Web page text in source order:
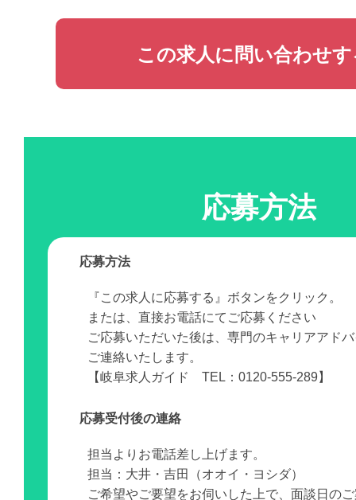
この求人に問い合わせ
応募方法
応募方法
『この求人に応募する』ボタンをクリック。
または、直接お電話にてご応募ください
ご応募いただいた後は、専門のキャリアアド
ご連絡いたします。
【岐阜求人ガイド TEL：0120-555-289】
応募受付後の連絡
担当よりお電話差し上げます。
担当：大井・吉田（オオイ・ヨシダ）
ご希望やご要望をお伺いした上で、面談日の